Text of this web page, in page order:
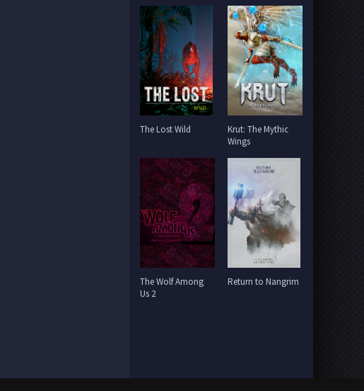
The Lost Wild
Krut: The Mythic
Wings
The Wolf Among
Us 2
Return to Nangrim